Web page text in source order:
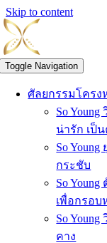
Skip to content
Toggle Navigation
ศัลยกรรมโครง
So
น่ารัก เป็
So
กระชับ
So
เพื่อกรอบ
So
คาง